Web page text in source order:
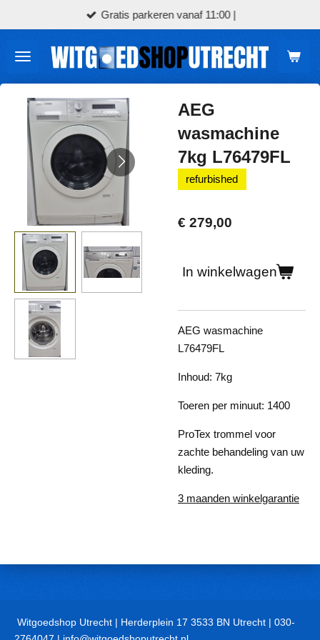
direct
naar
hoofdinhoud
Gratis parkeren vanaf 11:00 |
AEG
wasmachine
7kg L76479FL
refurbished
€ 279,00
In winkelwagen
AEG wasmachine
L76479FL
Inhoud: 7kg
Toeren per minuut: 1400
ProTex trommel voor
zachte behandeling van uw
kleding.
3 maanden winkelgarantie
Witgoedshop Utrecht | Herderplein 17 3533 BN Utrecht | 030-